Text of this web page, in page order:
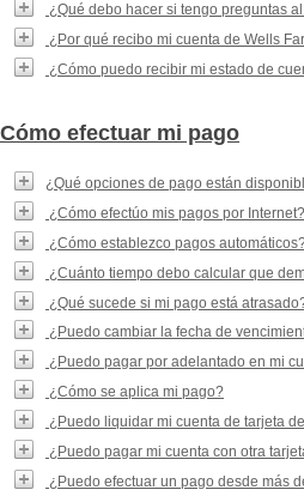
¿Qué debo hacer si tengo preguntas
¿Por qué recibo mi cuenta de Wells
¿Cómo puedo recibir mi estado de
Cómo efectuar mi pago
¿Qué opciones de pago están
¿Cómo efectúo mis pagos por Internet?
¿Cómo establezco pagos
¿Cuánto tiempo debo calcular que
¿Qué sucede si mi pago está
¿Puedo cambiar la fecha de
¿Puedo pagar por adelantado en mi
¿Cómo se aplica mi pago?
¿Puedo liquidar mi cuenta de tarjeta
¿Puedo pagar mi cuenta con otra
¿Puedo efectuar un pago desde más